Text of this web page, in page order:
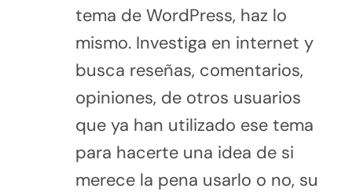
tema de WordPress, haz lo
mismo. Investiga en internet y
busca reseñas, comentarios,
opiniones, de otros usuarios
que ya han utilizado ese tema
para hacerte una idea de si
merece la pena usarlo o no, su